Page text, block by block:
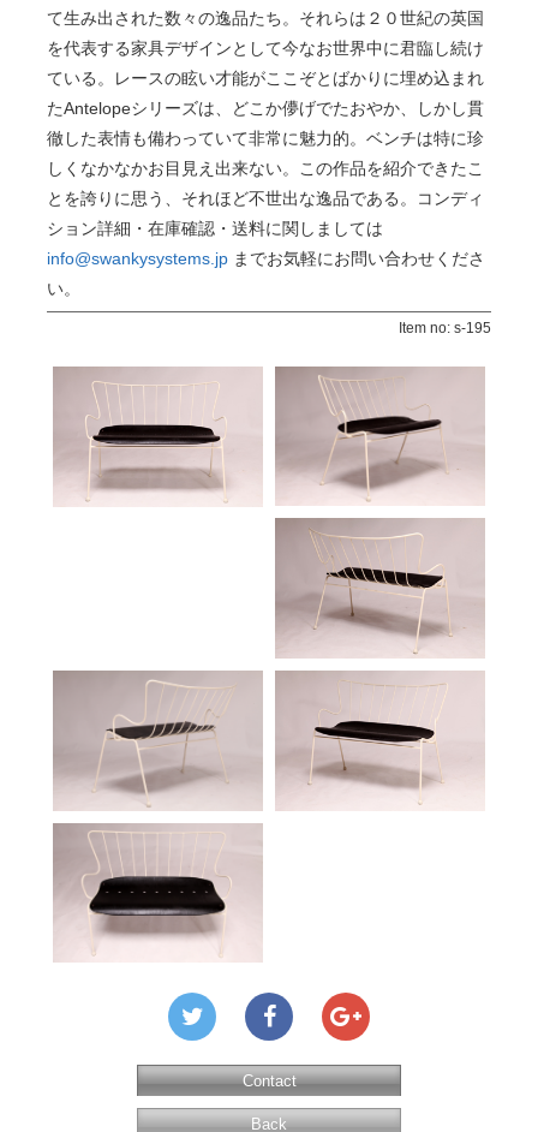
て生み出された数々の逸品たち。それらは２０世紀の英国
を代表する家具デザインとして今なお世界中に君臨し続け
ている。レースの眩い才能がここぞとばかりに埋め込まれ
たAntelopeシリーズは、どこか儚げでたおやか、しかし貫
徹した表情も備わっていて非常に魅力的。ベンチは特に珍
しくなかなかお目見え出来ない。この作品を紹介できたこ
とを誇りに思う、それほど不世出な逸品である。コンディ
ション詳細・在庫確認・送料に関しましては
info@swankysystems.jp までお気軽にお問い合わせくださ
い。
Item no: s-195
Contact
Back